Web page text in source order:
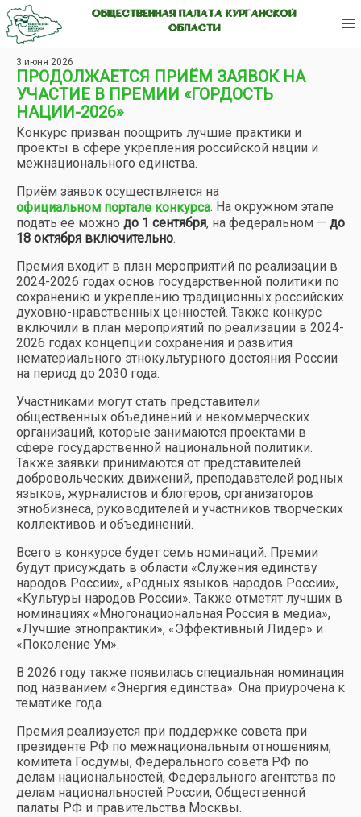
ОБЩЕСТВЕННАЯ ПАЛАТА КУРГАНСКОЙ
ОБЛАСТИ
3 июня 2026
ПРОДОЛЖАЕТСЯ ПРИЁМ ЗАЯВОК НА
УЧАСТИЕ В ПРЕМИИ «ГОРДОСТЬ
НАЦИИ-2026»
Конкурс призван поощрить лучшие практики и
проекты в сфере укрепления российской нации и
межнационального единства.
Приём заявок осуществляется на
официальном портале конкурса. На окружном этапе
подать её можно до 1 сентября, на федеральном — до
18 октября включительно.
Премия входит в план мероприятий по реализации в
2024-2026 годах основ государственной политики по
сохранению и укреплению традиционных российских
духовно-нравственных ценностей. Также конкурс
включили в план мероприятий по реализации в 2024-
2026 годах концепции сохранения и развития
нематериального этнокультурного достояния России
на период до 2030 года.
Участниками могут стать представители
общественных объединений и некоммерческих
организаций, которые занимаются проектами в
сфере государственной национальной политики.
Также заявки принимаются от представителей
добровольческих движений, преподавателей родных
языков, журналистов и блогеров, организаторов
этнобизнеса, руководителей и участников творческих
коллективов и объединений.
Всего в конкурсе будет семь номинаций. Премии
будут присуждать в области «Служения единству
народов России», «Родных языков народов России»,
«Культуры народов России». Также отметят лучших в
номинациях «Многонациональная Россия в медиа»,
«Лучшие этнопрактики», «Эффективный Лидер» и
«Поколение Ум».
В 2026 году также появилась специальная номинация
под названием «Энергия единства». Она приурочена к
тематике года.
Премия реализуется при поддержке совета при
президенте РФ по межнациональным отношениям,
комитета Госдумы, Федерального совета РФ по
делам национальностей, Федерального агентства по
делам национальностей России, Общественной
палаты РФ и правительства Москвы.